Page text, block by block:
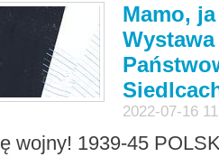
Mamo,
2022-07-16
wojny! 1939-45